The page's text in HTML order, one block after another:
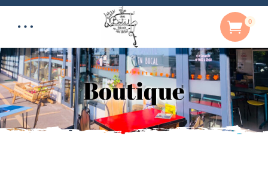
0
Boutique